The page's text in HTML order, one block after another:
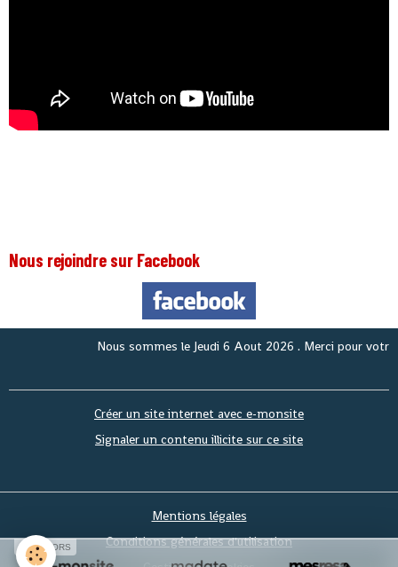
Nous rejoindre sur Facebook
Nous sommes leJeudi 6 Aout 2026. Merci pour votre
Créer un site internet avec e-monsite
Signaler un contenu illicite sur ce site
Mentions légales
Conditions générales d'utilisation
SPONSORS